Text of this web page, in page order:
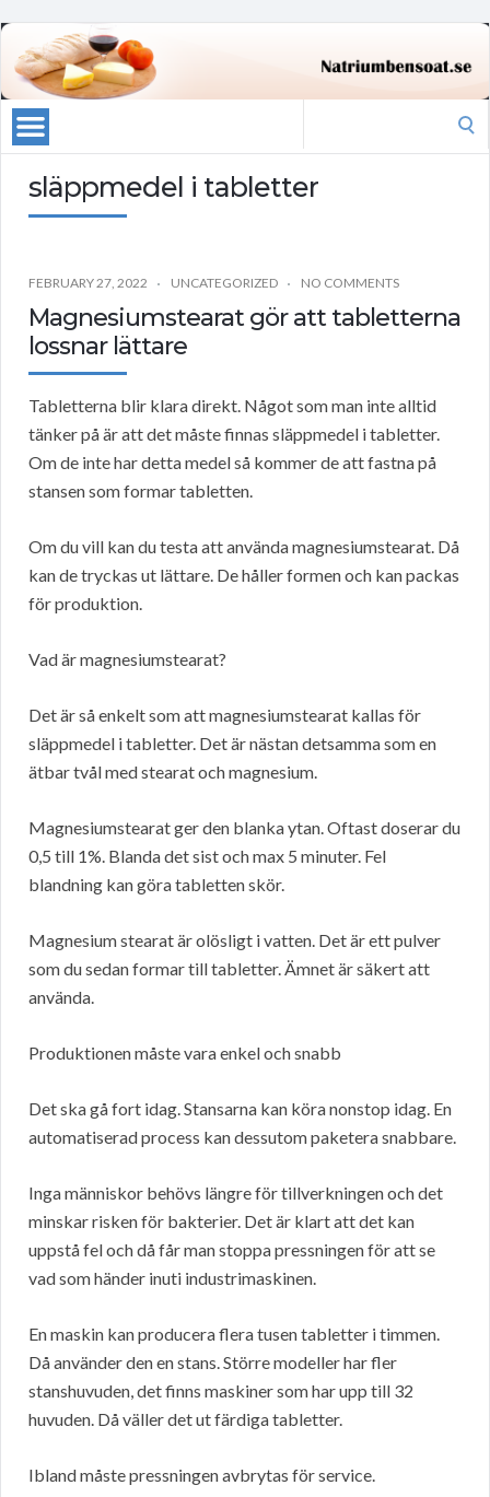
släppmedel i tabletter
FEBRUARY 27, 2022 UNCATEGORIZED NO COMMENTS
Magnesiumstearat gör att tabletterna
lossnar lättare
Tabletterna blir klara direkt. Något som man inte alltid
tänker på är att det måste finnas släppmedel i tabletter.
Om de inte har detta medel så kommer de att fastna på
stansen som formar tabletten.
Om du vill kan du testa att använda magnesiumstearat. Då
kan de tryckas ut lättare. De håller formen och kan packas
för produktion.
Vad är magnesiumstearat?
Det är så enkelt som att magnesiumstearat kallas för
släppmedel i tabletter. Det är nästan detsamma som en
ätbar tvål med stearat och magnesium.
Magnesiumstearat ger den blanka ytan. Oftast doserar du
0,5 till 1%. Blanda det sist och max 5 minuter. Fel
blandning kan göra tabletten skör.
Magnesium stearat är olösligt i vatten. Det är ett pulver
som du sedan formar till tabletter. Ämnet är säkert att
använda.
Produktionen måste vara enkel och snabb
Det ska gå fort idag. Stansarna kan köra nonstop idag. En
automatiserad process kan dessutom paketera snabbare.
Inga människor behövs längre för tillverkningen och det
minskar risken för bakterier. Det är klart att det kan
uppstå fel och då får man stoppa pressningen för att se
vad som händer inuti industrimaskinen.
En maskin kan producera flera tusen tabletter i timmen.
Då använder den en stans. Större modeller har fler
stanshuvuden, det finns maskiner som har upp till 32
huvuden. Då väller det ut färdiga tabletter.
Ibland måste pressningen avbrytas för service.